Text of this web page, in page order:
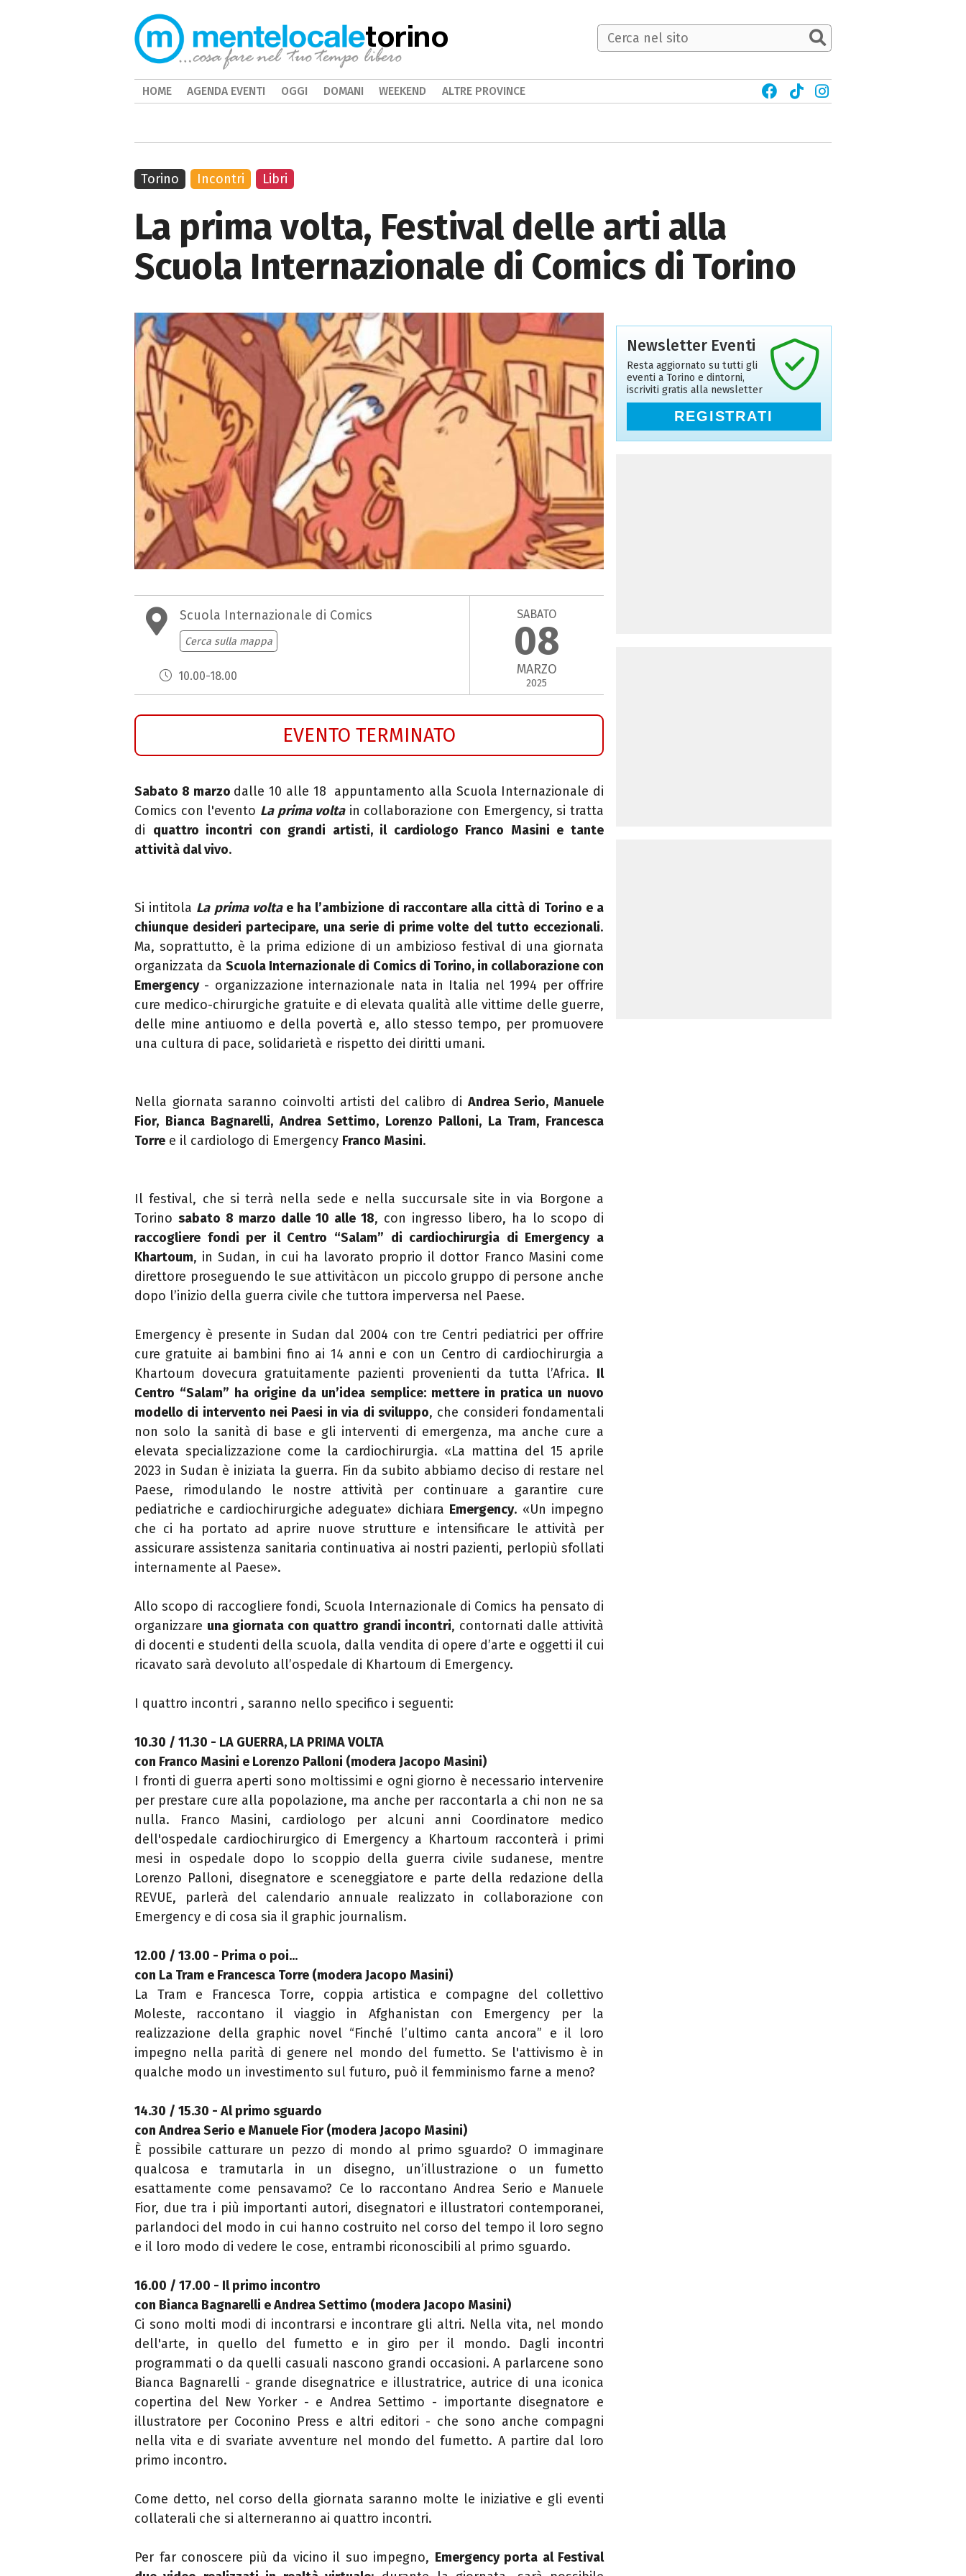
La prima volta, Festival delle arti alla
Scuola Internazionale di Comics di Torino
Scuola Internazionale di Comics
Cerca sulla mappa
10.00-18.00
SABATO
08
MARZO
2025
EVENTO TERMINATO
Sabato 8 marzo dalle 10 alle 18 appuntamento alla Scuola Internazionale di
Comics con l'evento La prima voltain collaborazione con Emergency, si tratta
di quattro incontri con grandi artisti, il cardiologo Franco Masini e tante
attività dal vivo.
Si intitola La prima voltae ha l’ambizione di raccontare alla città di Torino e a
chiunque desideri partecipare, una serie di prime volte del tutto eccezionali.
Ma, soprattutto, è la prima edizione di un ambizioso festival di una giornata
organizzata daScuola Internazionale di Comics di Torino, in collaborazione con
Emergency- organizzazione internazionale nata in Italia nel 1994 per offrire
cure medico-chirurgiche gratuite e di elevata qualità alle vittime delle guerre,
delle mine antiuomo e della povertà e, allo stesso tempo, per promuovere
una cultura di pace, solidarietà e rispetto dei diritti umani.
Nella giornata saranno coinvolti artisti del calibro di Andrea Serio, Manuele
Fior, Bianca Bagnarelli, Andrea Settimo, Lorenzo Palloni, La Tram, Francesca
Torre e il cardiologo di Emergency Franco Masini.
Il festival, che si terrà nella sede e nella succursale site in via Borgone a
Torino sabato 8 marzo dalle 10 alle 18, con ingresso libero, ha lo scopo di
raccogliere fondi per il Centro “Salam” di cardiochirurgia di Emergency a
Khartoum, in Sudan, in cui ha lavorato proprio il dottor Franco Masini come
direttore proseguendo le sue attivitàcon un piccolo gruppo di persone anche
dopo l’inizio della guerra civile che tuttora imperversa nel Paese.
Emergency è presente in Sudan dal 2004 con tre Centri pediatrici per offrire
cure gratuite ai bambini fino ai 14 anni e con un Centro di cardiochirurgia a
Khartoum dovecura gratuitamente pazienti provenienti da tutta l’Africa. Il
Centro “Salam” ha origine da un’idea semplice: mettere in pratica un nuovo
modello di intervento nei Paesi in via di sviluppo, che consideri fondamentali
non solo la sanità di base e gli interventi di emergenza, ma anche cure a
elevata specializzazione come la cardiochirurgia. «La mattina del 15 aprile
2023 in Sudan è iniziata la guerra. Fin da subito abbiamo deciso di restare nel
Paese, rimodulando le nostre attività per continuare a garantire cure
pediatriche e cardiochirurgiche adeguate» dichiara Emergency. «Un impegno
che ci ha portato ad aprire nuove strutture e intensificare le attività per
assicurare assistenza sanitaria continuativa ai nostri pazienti, perlopiù sfollati
internamente al Paese».
Allo scopo di raccogliere fondi, Scuola Internazionale di Comics ha pensato di
organizzare una giornata con quattro grandi incontri, contornati dalle attività
di docenti e studenti della scuola, dalla vendita di opere d’arte e oggetti il cui
ricavato sarà devoluto all’ospedale di Khartoum di Emergency.
I quattro incontri , saranno nello specifico i seguenti:
10.30 / 11.30 - LA GUERRA, LA PRIMA VOLTA
con Franco Masini e Lorenzo Palloni (modera Jacopo Masini)
I fronti di guerra aperti sono moltissimi e ogni giorno è necessario intervenire
per prestare cure alla popolazione, ma anche per raccontarla a chi non ne sa
nulla. Franco Masini, cardiologo per alcuni anni Coordinatore medico
dell'ospedale cardiochirurgico di Emergency a Khartoum racconterà i primi
mesi in ospedale dopo lo scoppio della guerra civile sudanese, mentre
Lorenzo Palloni, disegnatore e sceneggiatore e parte della redazione della
REVUE, parlerà del calendario annuale realizzato in collaborazione con
Emergency e di cosa sia il graphic journalism.
12.00 / 13.00 - Prima o poi...
con La Tram e Francesca Torre (modera Jacopo Masini)
La Tram e Francesca Torre, coppia artistica e compagne del collettivo
Moleste, raccontano il viaggio in Afghanistan con Emergency per la
realizzazione della graphic novel “Finché l’ultimo canta ancora” e il loro
impegno nella parità di genere nel mondo del fumetto. Se l'attivismo è in
qualche modo un investimento sul futuro, può il femminismo farne a meno?
14.30 / 15.30 - Al primo sguardo
con Andrea Serio e Manuele Fior (modera Jacopo Masini)
È possibile catturare un pezzo di mondo al primo sguardo? O immaginare
qualcosa e tramutarla in un disegno, un’illustrazione o un fumetto
esattamente come pensavamo? Ce lo raccontano Andrea Serio e Manuele
Fior, due tra i più importanti autori, disegnatori e illustratori contemporanei,
parlandoci del modo in cui hanno costruito nel corso del tempo il loro segno
e il loro modo di vedere le cose, entrambi riconoscibili al primo sguardo.
16.00 / 17.00 - Il primo incontro
con Bianca Bagnarelli e Andrea Settimo (modera Jacopo Masini)
Ci sono molti modi di incontrarsi e incontrare gli altri. Nella vita, nel mondo
dell'arte, in quello del fumetto e in giro per il mondo. Dagli incontri
programmati o da quelli casuali nascono grandi occasioni. A parlarcene sono
Bianca Bagnarelli - grande disegnatrice e illustratrice, autrice di una iconica
copertina del New Yorker - e Andrea Settimo - importante disegnatore e
illustratore per Coconino Press e altri editori - che sono anche compagni
nella vita e di svariate avventure nel mondo del fumetto. A partire dal loro
primo incontro.
Come detto, nel corso della giornata saranno molte le iniziative e gli eventi
collaterali che si alterneranno ai quattro incontri.
Per far conoscere più da vicino il suo impegno, Emergency porta al Festival
Torino Incontri Libri
Newsletter Eventi
Resta aggiornato su tutti gli
eventi a Torino e dintorni,
iscriviti gratis alla newsletter
REGISTRATI
torino
HOME AGENDA EVENTI OGGI DOMANI WEEKEND ALTRE PROVINCE